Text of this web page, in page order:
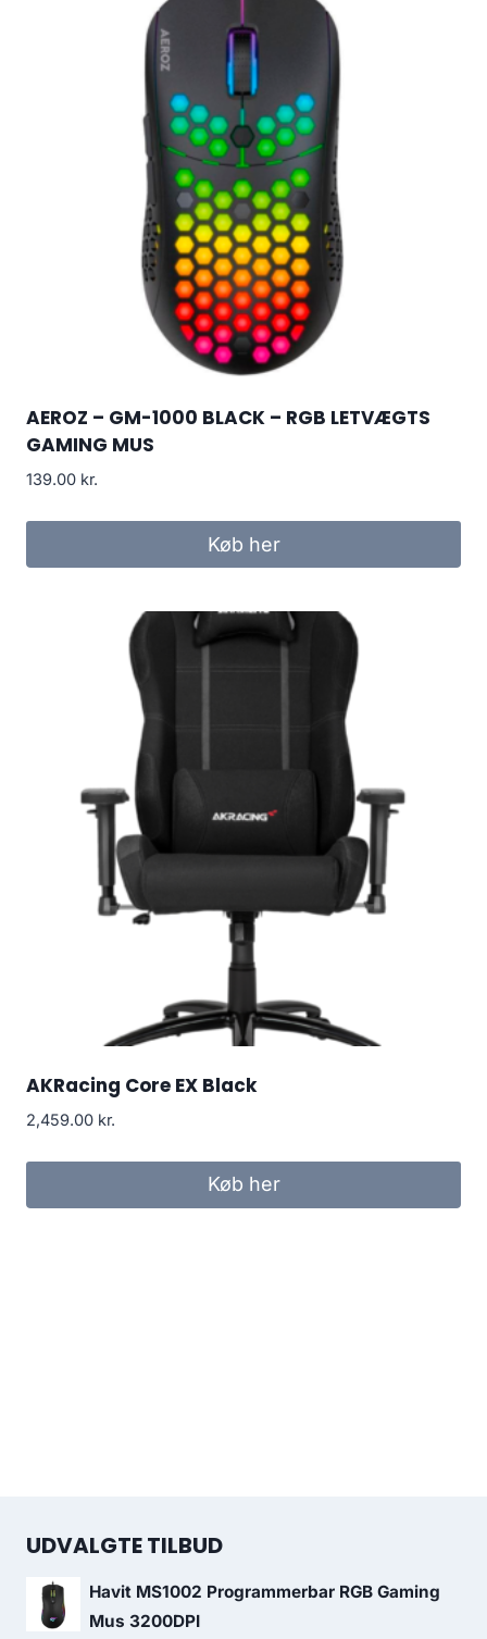
AEROZ – GM-1000 BLACK – RGB LETVÆGTS
GAMING MUS
139.00 kr.
Køb her
AKRacing Core EX Black
2,459.00 kr.
Køb her
UDVALGTE TILBUD
Havit MS1002 Programmerbar RGB Gaming
Mus 3200DPI